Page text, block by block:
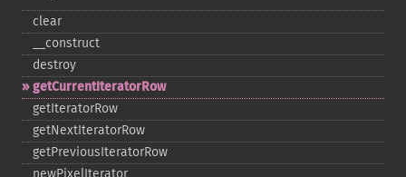
clear
_​_​construct
destroy
getCurrentIteratorRow
getIteratorRow
getNextIteratorRow
getPreviousIteratorRow
newPixelIterator